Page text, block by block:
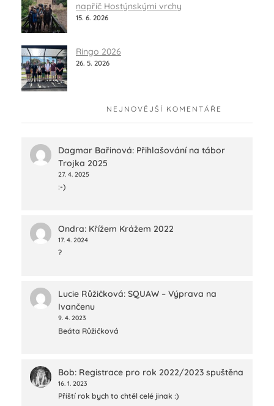
napříč Hostýnskými vrchy
15. 6. 2026
Ringo 2026
26. 5. 2026
NEJNOVĚJŠÍ KOMENTÁŘE
Dagmar Bařinová: Přihlašování na tábor
Trojka 2025
27. 4. 2025
:-)
Ondra: Křížem Krážem 2022
17. 4. 2024
?
Lucie Růžičková: SQUAW – Výprava na
Ivančenu
9. 4. 2023
Beáta Růžičková
Bob: Registrace pro rok 2022/2023 spuštěna
16. 1. 2023
Příští rok bych to chtěl celé jinak :)